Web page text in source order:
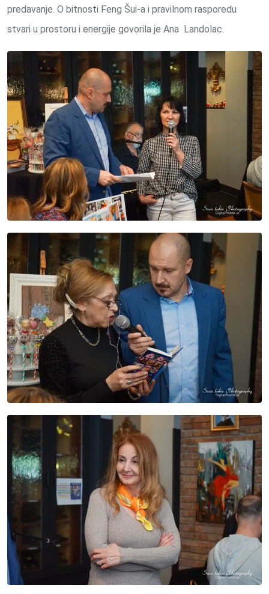
predavanje. O bitnosti Feng Šui-a i pravilnom rasporedu
stvari u prostoru i energije govorila je Ana Landolac.